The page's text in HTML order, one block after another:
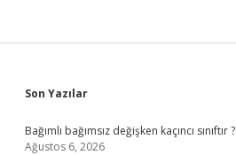
Sidebar
Son Yazılar
Bağımlı bağımsız değişken kaçıncı sınıftır ?
Ağustos 6, 2026